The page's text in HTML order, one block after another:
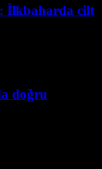
İlkbaharda cilt
doğru